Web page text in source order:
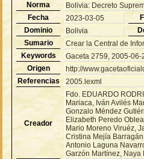
Norma
Bolivia: Decreto
Fecha
2023-03-05
Dominio
Bolivia
Sumario
Crear la Central de
Keywords
Gaceta 2759, 2005-
Origen
http://
Referencias
2005.lexml
Creador
Fdo. EDUARDO
Mariaca, Iván Avilés
Gonzalo Méndez
Elizabeth Peredo
Mario Moreno Viruéz,
Cristina Mejía
Antonio Laguna
Garzón Martínez, Naya